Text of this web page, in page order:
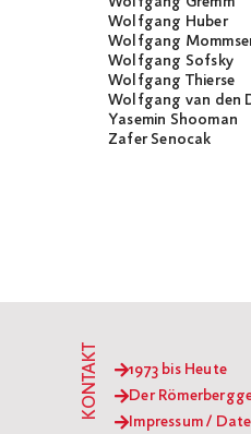
Wolfgang Huber
Wolfgang
Wolfgang Sofsky
Wolfgang Thierse
Wolfgang van den
Yasemin Shooman
Zafer Senocak
1973 bis Heute
Der
Impressum /
KONTAKT